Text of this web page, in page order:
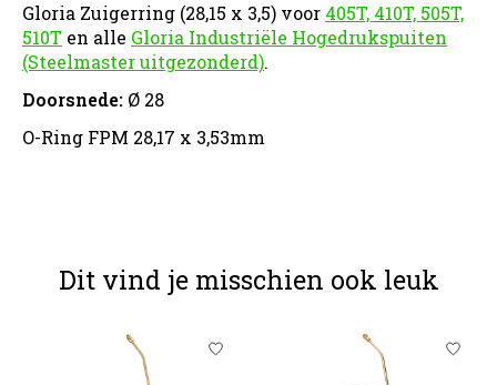
Gloria Zuigerring (28,15 x 3,5) voor 405T, 410T, 505T,
510T en alle Gloria Industriële Hogedrukspuiten
(Steelmaster uitgezonderd).
Doorsnede: Ø 28
O-Ring FPM 28,17 x 3,53mm
Dit vind je misschien ook leuk
Items van productcarrousel